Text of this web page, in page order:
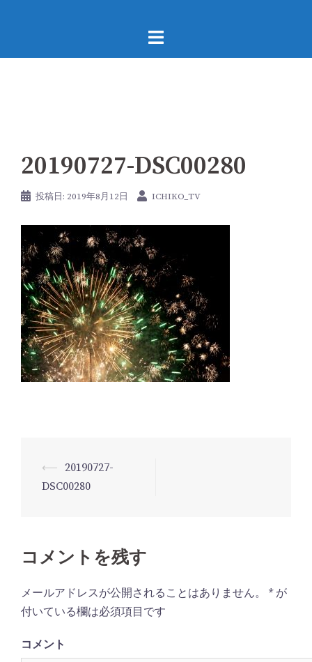
20190727-DSC00280
投稿日: 2019年8月12日 ICHIKO_TV
投
稿
ゲ
シ
ョ
ン
⟵ 20190727-
DSC00280
コメントを残す
メールアドレスが公開されることはありません。 *が
付いている欄は必須項目です
コメント